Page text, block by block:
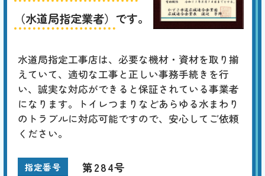
（水道局指定業者） です。
水道局指定工事店は、必要な機材・資材を取り揃
えていて、適切な工事と正しい事務手続きを行
い、誠実な対応ができると保証されている事業者
になります。トイレつまりなどあらゆる水まわり
のトラブルに対応可能ですので、安心してご依頼
ください。
指定番号 第284号